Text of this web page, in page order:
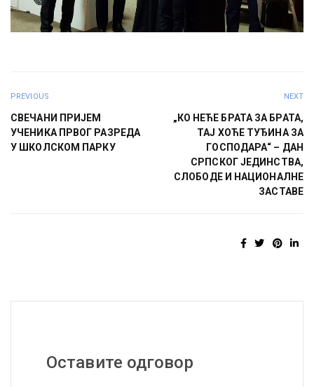
PREVIOUS
СВЕЧАНИ ПРИЈЕМ
УЧЕНИКА ПРВОГ РАЗРЕДА
У ШКОЛСКОМ ПАРКУ
NEXT
„КО НЕЋЕ БРАТА ЗА БРАТА,
ТАЈ ХОЋЕ ТУЂИНА ЗА
ГОСПОДАРА“ – ДАН
СРПСКОГ ЈЕДИНСТВА,
СЛОБОДЕ И НАЦИОНАЛНЕ
ЗАСТАВЕ
Оставите одговор